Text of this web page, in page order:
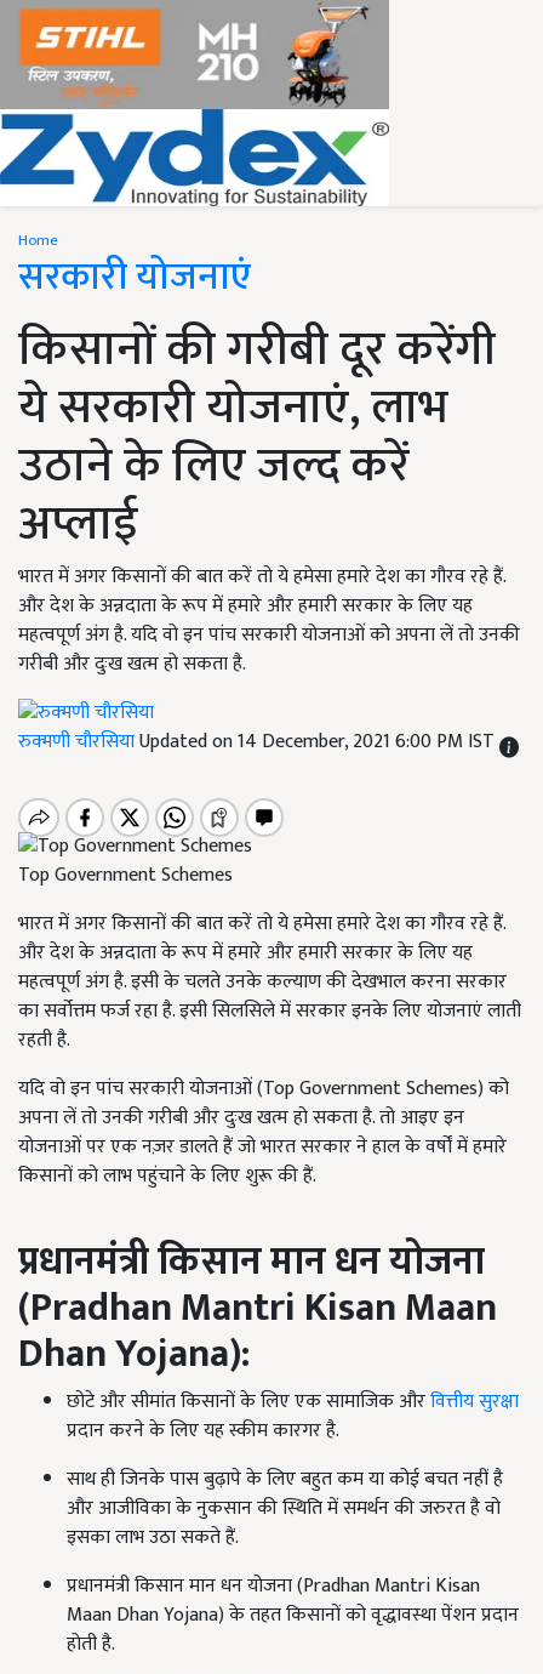
Home
सरकारी योजनाएं
किसानों की गरीबी दूर करेंगी
ये सरकारी योजनाएं, लाभ
उठाने के लिए जल्द करें
अप्लाई
भारत में अगर किसानों की बात करें तो ये हमेसा हमारे देश का गौरव रहे हैं.
और देश के अन्नदाता के रूप में हमारे और हमारी सरकार के लिए यह
महत्वपूर्ण अंग है. यदि वो इन पांच सरकारी योजनाओं को अपना लें तो उनकी
गरीबी और दुःख खत्म हो सकता है.
रुक्मणी चौरसियाUpdated on 14 December, 2021 6:00 PM IST
Top Government Schemes
भारत में अगर किसानों की बात करें तो ये हमेसा हमारे देश का गौरव रहे हैं.
और देश के अन्नदाता के रूप में हमारे और हमारी सरकार के लिए यह
महत्वपूर्ण अंग है. इसी के चलते उनके कल्याण की देखभाल करना सरकार
का सर्वोत्तम फर्ज रहा है. इसी सिलसिले में सरकार इनके लिए योजनाएं लाती
रहती है.
यदि वो इन पांच सरकारी योजनाओं (Top Government Schemes) को
अपना लें तो उनकी गरीबी और दुःख खत्म हो सकता है. तो आइए इन
योजनाओं पर एक नज़र डालते हैं जो भारत सरकार ने हाल के वर्षों में हमारे
किसानों को लाभ पहुंचाने के लिए शुरू की हैं.
प्रधानमंत्री किसान मान धन योजना
(Pradhan Mantri Kisan Maan
Dhan Yojana):
छोटे और सीमांत किसानों के लिए एक सामाजिक औरवित्तीय सुरक्षा
प्रदान करने के लिए यह स्कीम कारगर है.
साथ ही जिनके पास बुढ़ापे के लिए बहुत कम या कोई बचत नहीं है
और आजीविका के नुकसान की स्थिति में समर्थन की जरुरत है वो
इसका लाभ उठा सकते हैं.
प्रधानमंत्री किसान मान धन योजना (Pradhan Mantri Kisan
Maan Dhan Yojana) के तहत किसानों को वृद्धावस्था पेंशन प्रदान
होती है.